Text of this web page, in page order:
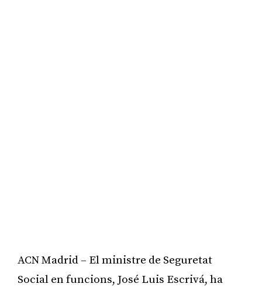
ACN Madrid – El ministre de Seguretat
Social en funcions, José Luis Escrivá, ha